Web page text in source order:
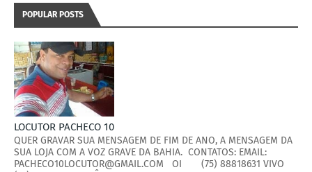
POPULAR POSTS
LOCUTOR PACHECO 10
QUER GRAVAR SUA MENSAGEM DE FIM DE ANO, A MENSAGEM DA
SUA LOJA COM A VOZ GRAVE DA BAHIA. CONTATOS: EMAIL:
PACHECO10LOCUTOR@GMAIL.COM OI (75) 88818631 VIVO